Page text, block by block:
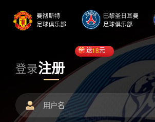
登录注册
送18元